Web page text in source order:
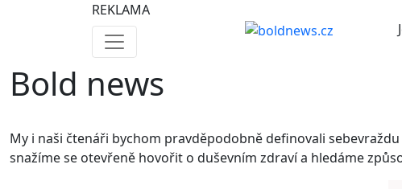
REKLAMA
Bold news
My i naši čtenáři bychom pravděpodobně definovali
snažíme se otevřeně hovořit o duševním zdraví a hledáme